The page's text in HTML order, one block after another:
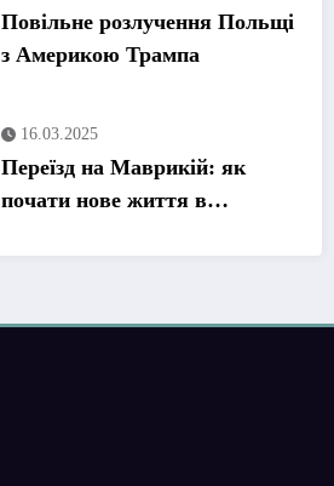
Повільне розлучення Польщі
з Америкою Трампа
16.03.2025
Переїзд на Маврикій: як
почати нове життя в